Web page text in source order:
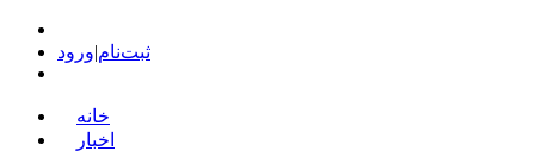
ثبت‌نام|ورود
خانه
اخبار